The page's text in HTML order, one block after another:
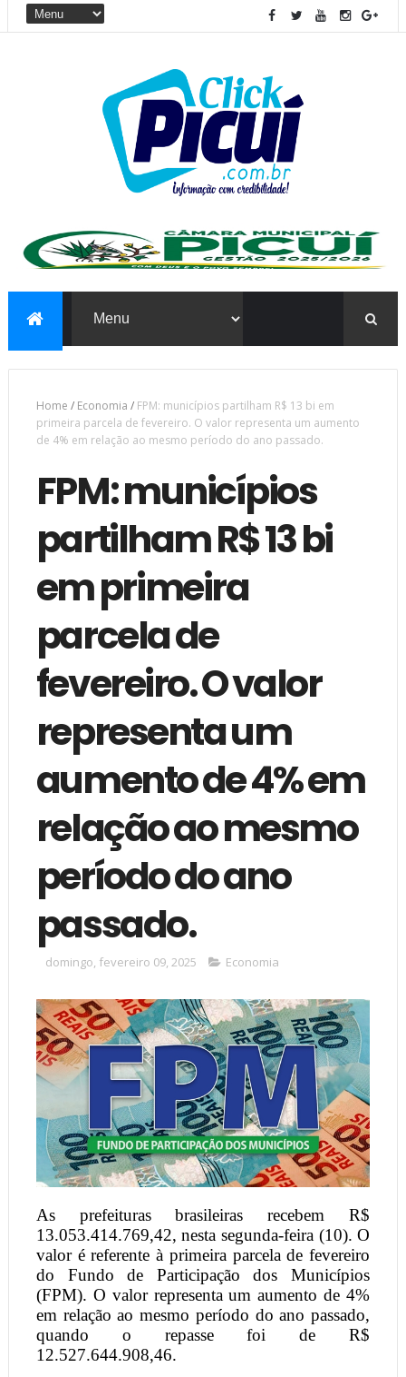
Home / Economia / FPM: municípios partilham R$ 13 bi em
primeira parcela de fevereiro. O valor representa um aumento
de 4% em relação ao mesmo período do ano passado.
FPM: municípios
partilham R$ 13 bi
em primeira
parcela de
fevereiro. O valor
representa um
aumento de 4% em
relação ao mesmo
período do ano
passado.
domingo, fevereiro 09, 2025 Economia
As prefeituras brasileiras recebem R$
13.053.414.769,42, nesta segunda-feira (10). O
valor é referente à primeira parcela de fevereiro
do Fundo de Participação dos Municípios
(FPM). O valor representa um aumento de 4%
em relação ao mesmo período do ano passado,
quando o repasse foi de R$
12.527.644.908,46.